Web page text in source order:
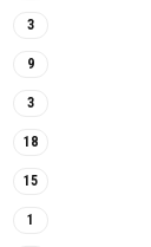
3
9
3
18
15
1